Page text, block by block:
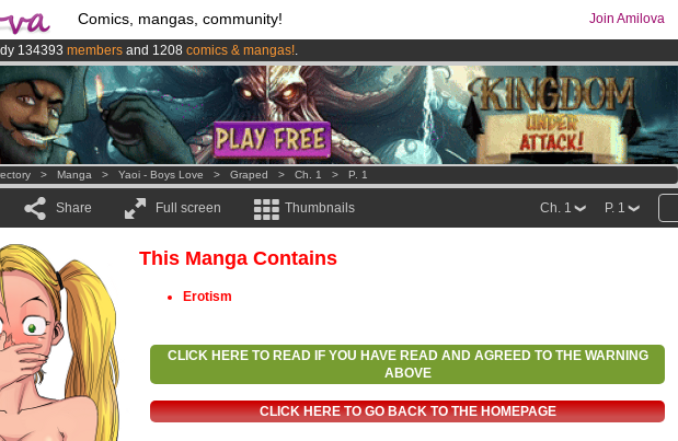
Comics, mangas, community! Join Amilova
134393 members and 1208 comics & mangas!.
Kickstarter is now LIVE!.
membership from3.95 euros per month !Get membership now
> Manga > Yaoi - Boys Love > Graped > Ch. 1 > P. 1
Share Full screen Thumbnails P. 1
Ch. 1
This Manga Contains
Erotism
CLICK HERE TO READ IF YOU HAVE READ AND AGREED TO THE WARNING
ABOVE
CLICK HERE TO GO BACK TO THE HOMEPAGE